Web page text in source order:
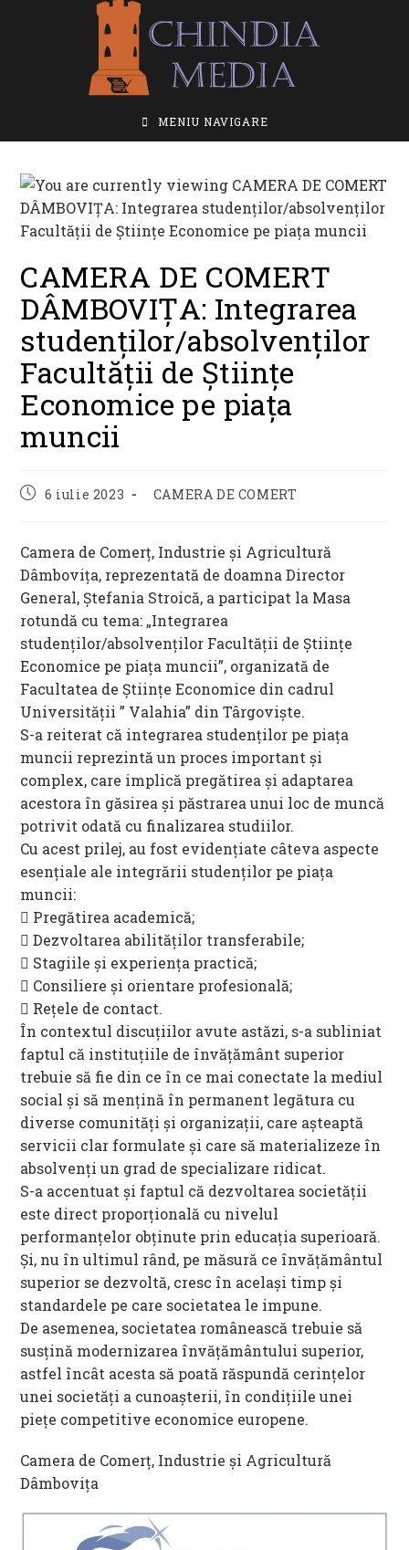
MENIU NAVIGARE
CAMERA DE COMERT
DÂMBOVIȚA: Integrarea
studenților/absolvenților
Facultății de Științe
Economice pe piața
muncii
Post6 iulie 2023
Post
CAMERA DE COMERT
Camera de Comerț, Industrie și Agricultură
Dâmbovița, reprezentată de doamna Director
General, Ștefania Stroică, a participat la Masa
rotundă cu tema: „Integrarea
studenților/absolvenților Facultății de Științe
Economice pe piața muncii”, organizată de
Facultatea de Științe Economice din cadrul
Universității ” Valahia” din Târgoviște.
S-a reiterat că integrarea studenților pe piața
muncii reprezintă un proces important și
complex, care implică pregătirea și adaptarea
acestora în găsirea și păstrarea unui loc de muncă
potrivit odată cu finalizarea studiilor.
Cu acest prilej, au fost evidențiate câteva aspecte
esențiale ale integrării studenților pe piața
muncii:
 Pregătirea academică;
 Dezvoltarea abilităților transferabile;
 Stagiile și experiența practică;
 Consiliere și orientare profesională;
 Rețele de contact.
În contextul discuțiilor avute astăzi, s-a subliniat
faptul că instituțiile de învățământ superior
trebuie să fie din ce în ce mai conectate la mediul
social și să mențină în permanent legătura cu
diverse comunități și organizații, care așteaptă
servicii clar formulate și care să materializeze în
absolvenți un grad de specializare ridicat.
S-a accentuat și faptul că dezvoltarea societății
este direct proporțională cu nivelul
performanțelor obținute prin educația superioară.
Și, nu în ultimul rând, pe măsură ce învățământul
superior se dezvoltă, cresc în același timp și
standardele pe care societatea le impune.
De asemenea, societatea românească trebuie să
susțină modernizarea învățământului superior,
astfel încât acesta să poată răspundă cerințelor
unei societăți a cunoașterii, în condițiile unei
piețe competitive economice europene.
Camera de Comerț, Industrie și Agricultură
Dâmbovița